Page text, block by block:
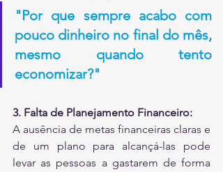
"Por que sempre acabo com
pouco dinheiro no final do mês,
mesmo quando tento
economizar?"
3. Falta de Planejamento Financeiro:
A ausência de metas financeiras claras e
de um plano para alcançá-las pode
levar as pessoas a gastarem de forma